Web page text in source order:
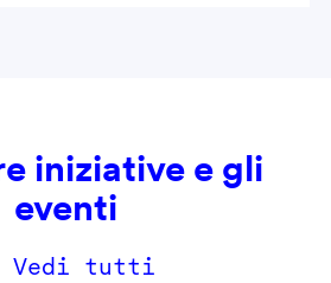
iniziative e gli
eventi
Vedi tutti